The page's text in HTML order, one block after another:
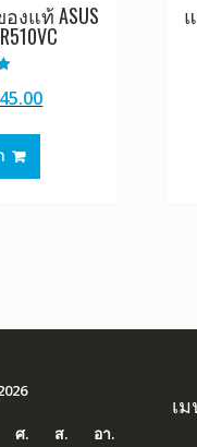
แท้ ASUS
Current
ศ. ส.
อา.
เ